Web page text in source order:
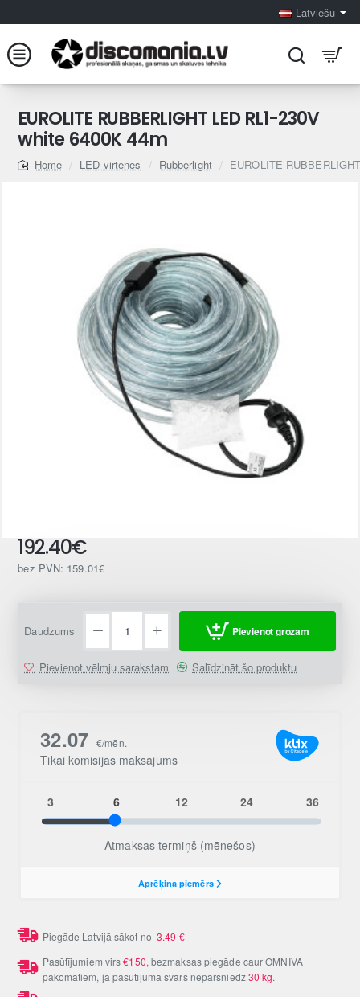
Latviešu
EUROLITE RUBBERLIGHT LED RL1-230V
white 6400K 44m
home
LED virtenes Rubberlight EUROLITE
192.40€
bez PVN: 159.01€
Daudzums Pievienot grozam
Pievienot vēlmju sarakstam Salīdzināt šo produktu
Piegāde Latvijā sākot no3.49 €
Pasūtījumiem virs€150, bezmaksas piegāde caur OMNIVA
pakomātiem, ja pasūtījuma svars nepārsniedz30 kg.